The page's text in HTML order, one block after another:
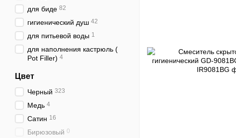
для биде 82
гигиенический душ 42
для питьевой воды 1
для наполнения кастрюль (
Pot Filler) 4
Цвет
Черный 323
Медь 4
Сатин 16
Бирюзовый 0